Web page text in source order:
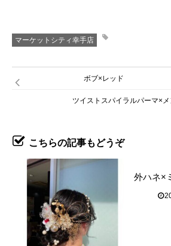
マーケットシティ幸手店
ボブ×レッド
ツイストスパイラルパーマ×
こちらの記事もどうぞ
外ハネ×